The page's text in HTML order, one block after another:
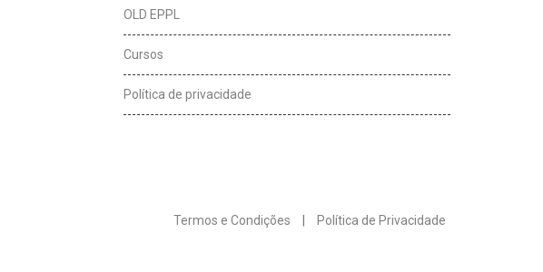
OLD EPPL
Cursos
Política de privacidade
Termos e Condições Política de Privacidade